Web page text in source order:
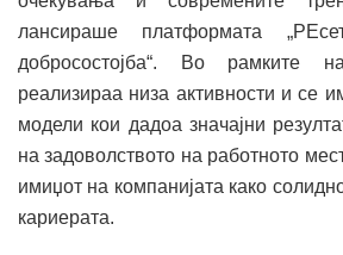
лансираше платформата
добросостојба“. Во рамките
реализираа низа активности и се
модели кои дадоа значајни
на задоволството на работното
имиџот на компанијата како
кариерата.